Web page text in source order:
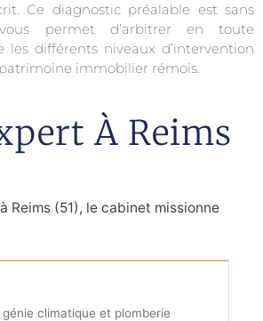
Ce diagnostic préalable est sans
permet d’arbitrer en toute
les différents niveaux d’intervention
immobilier rémois.
À Reims
Reims (51), le cabinet missionne
climatique et plomberie